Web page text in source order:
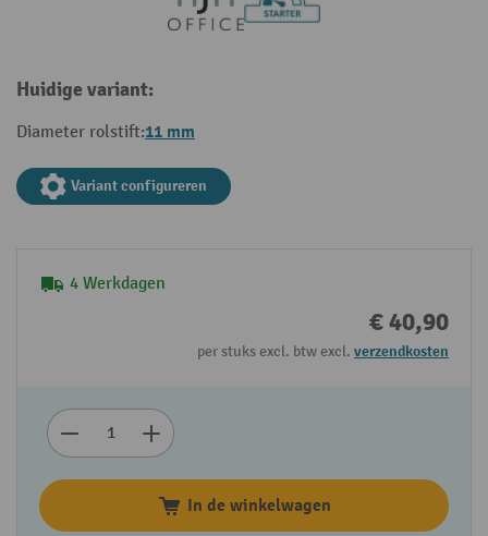
Huidige variant:
Diameter rolstift:11 mm
Variant configureren
4 Werkdagen
€ 40,90
per stuks excl. btw excl. verzendkosten
In de winkelwagen